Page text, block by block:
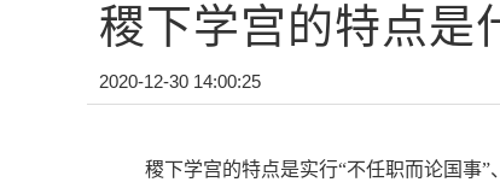
稷下学宫的特点是
2020-12-30 14:00:25
稷下学宫的特点是实行“不任职而论国事